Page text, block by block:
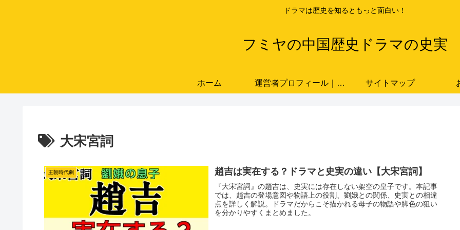
ドラマは歴史を知るともっと面白い！
フミヤの中国歴史ドラマの史実
ホーム 運営者プロフィール｜ドラマと史実をつなぐ歴史ブロガー「フミヤ」 サイトマップ
大宋宮詞
王朝時代劇 趙吉は実在する？ドラマと史実の違い【大宋宮詞】
『大宋宮詞』の趙吉は、史実には存在しない架空の皇子です。本記事
では、趙吉の登場意図や物語上の役割、劉娥との関係、史実との相違
点を詳しく解説。ドラマだからこそ描かれる母子の物語や脚色の狙い
を分かりやすくまとめました。